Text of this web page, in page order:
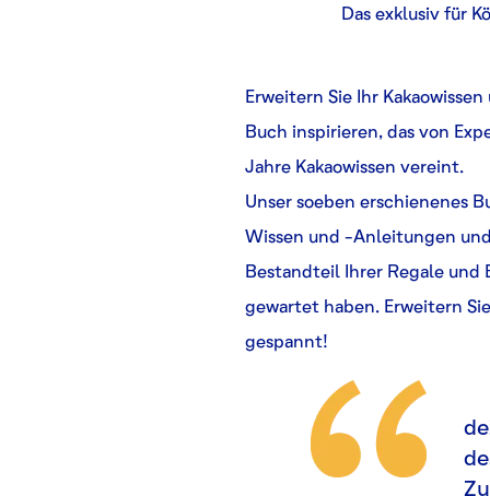
Das exklusiv für
Erweitern Sie Ihr
Buch inspirieren, das von
Jahre Kakaowissen vereint.
Unser soeben erschienenes
Wissen und -Anleitungen
Bestandteil Ihrer Regale und
gewartet haben. Erweitern
gespannt!